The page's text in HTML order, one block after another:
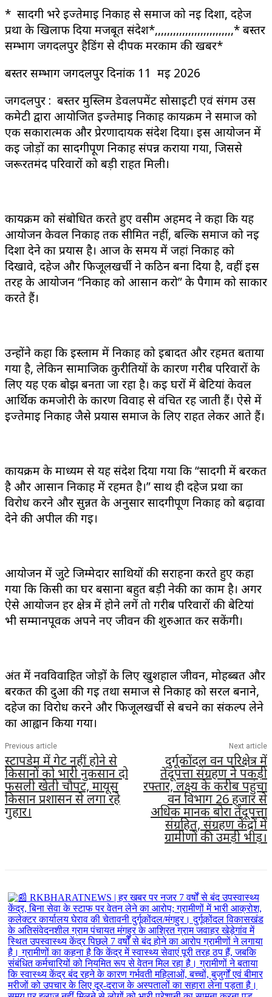
* सादगी भरे इज्तेमाई निकाह से समाज को नई दिशा, दहेज
प्रथा के खिलाफ दिया मजबूत संदेश*,,,,,,,,,,,,,,,,,,,,,,,,,,* बस्तर
सम्भाग जगदलपुर हैडिंग से दीपक मरकाम की खबर*
बस्तर सम्भाग जगदलपुर दिनांक 11 मई 2026
जगदलपुर : बस्तर मुस्लिम डेवलपमेंट सोसाइटी एवं संगम उर्स
कमेटी द्वारा आयोजित इज्तेमाई निकाह कार्यक्रम ने समाज को
एक सकारात्मक और प्रेरणादायक संदेश दिया। इस आयोजन में
कई जोड़ों का सादगीपूर्ण निकाह संपन्न कराया गया, जिससे
जरूरतमंद परिवारों को बड़ी राहत मिली।
कार्यक्रम को संबोधित करते हुए वसीम अहमद ने कहा कि यह
आयोजन केवल निकाह तक सीमित नहीं, बल्कि समाज को नई
दिशा देने का प्रयास है। आज के समय में जहां निकाह को
दिखावे, दहेज और फिजूलखर्ची ने कठिन बना दिया है, वहीं इस
तरह के आयोजन “निकाह को आसान करो” के पैगाम को साकार
करते हैं।
उन्होंने कहा कि इस्लाम में निकाह को इबादत और रहमत बताया
गया है, लेकिन सामाजिक कुरीतियों के कारण गरीब परिवारों के
लिए यह एक बोझ बनता जा रहा है। कई घरों में बेटियां केवल
आर्थिक कमजोरी के कारण विवाह से वंचित रह जाती हैं। ऐसे में
इज्तेमाई निकाह जैसे प्रयास समाज के लिए राहत लेकर आते हैं।
कार्यक्रम के माध्यम से यह संदेश दिया गया कि “सादगी में बरकत
है और आसान निकाह में रहमत है।” साथ ही दहेज प्रथा का
विरोध करने और सुन्नत के अनुसार सादगीपूर्ण निकाह को बढ़ावा
देने की अपील की गई।
आयोजन में जुटे जिम्मेदार साथियों की सराहना करते हुए कहा
गया कि किसी का घर बसाना बहुत बड़ी नेकी का काम है। अगर
ऐसे आयोजन हर क्षेत्र में होने लगें तो गरीब परिवारों की बेटियां
भी सम्मानपूर्वक अपने नए जीवन की शुरुआत कर सकेंगी।
अंत में नवविवाहित जोड़ों के लिए खुशहाल जीवन, मोहब्बत और
बरकत की दुआ की गई तथा समाज से निकाह को सरल बनाने,
दहेज का विरोध करने और फिजूलखर्ची से बचने का संकल्प लेने
का आह्वान किया गया।
Previous article
स्टापडेम में गेट नहीं होने से
किसानों को भारी नुकसान दो
फसली खेती चौपट, मायूस
किसान प्रशासन से लगा रहे
गुहार।
Next article
दुर्गूकोंदल वन परिक्षेत्र में
तेंदूपत्ता संग्रहण ने पकड़ी
रफ्तार, लक्ष्य के करीब पहुंचा
वन विभाग 26 हजार से
अधिक मानक बोरा तेंदूपत्ता
संग्रहित, संग्रहण केंद्रों में
ग्रामीणों की उमड़ी भीड़।